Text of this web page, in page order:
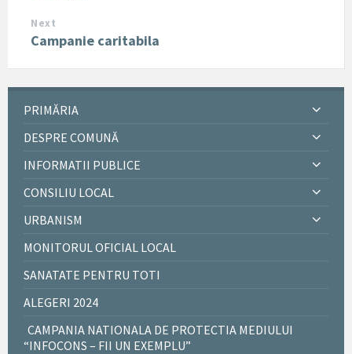
Next
Campanie caritabila
PRIMĂRIA
DESPRE COMUNĂ
INFORMATII PUBLICE
CONSILIU LOCAL
URBANISM
MONITORUL OFICIAL LOCAL
SANATATE PENTRU TOTI
ALEGERI 2024
CAMPANIA NATIONALA DE PROTECTIA MEDIULUI
“INFOCONS – FII UN EXEMPLU”